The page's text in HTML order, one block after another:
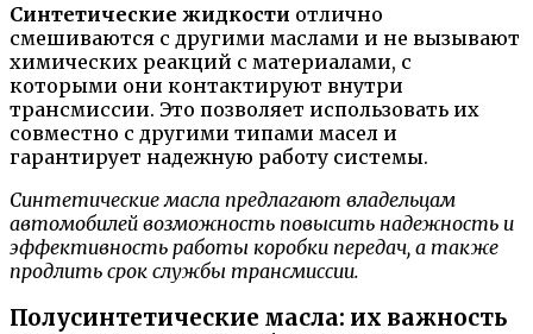
Синтетические жидкости отлично
смешиваются с другими маслами и не вызывают
химических реакций с материалами, с
которыми они контактируют внутри
трансмиссии. Это позволяет использовать их
совместно с другими типами масел и
гарантирует надежную работу системы.
Синтетические масла предлагают владельцам
автомобилей возможность повысить надежность и
эффективность работы коробки передач, а также
продлить срок службы трансмиссии.
Полусинтетические масла: их важность